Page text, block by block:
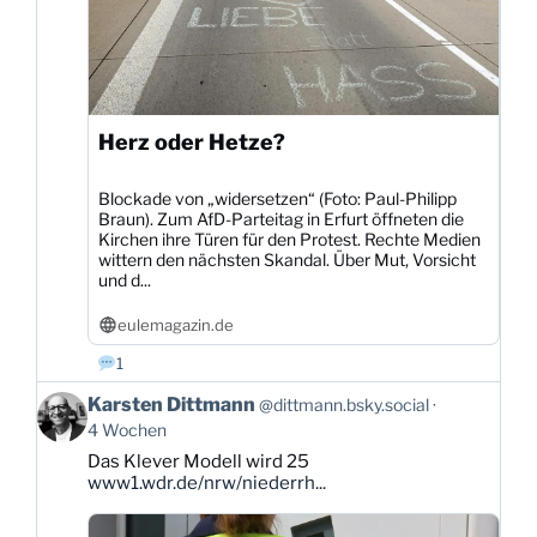
Herz oder Hetze?
Blockade von „widersetzen“ (Foto: Paul-Philipp
Braun). Zum AfD-Parteitag in Erfurt öffneten die
Kirchen ihre Türen für den Protest. Rechte Medien
wittern den nächsten Skandal. Über Mut, Vorsicht
und d...
eulemagazin.de
1
Beitrag
von
Karsten
Dittmann
Bluesky
Karsten Dittmann @dittmann.bsky.social
4 Wochen
Das Klever Modell wird 25
www1.wdr.de/nrw/niederrh...